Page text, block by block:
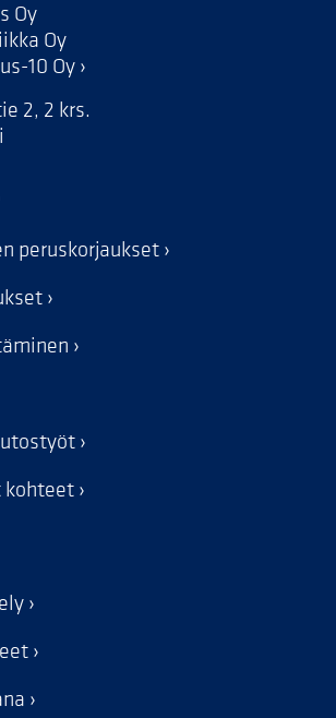
Oy
Oy
10 Oy
2, 2 krs.
peruskorjaukset
kohteet